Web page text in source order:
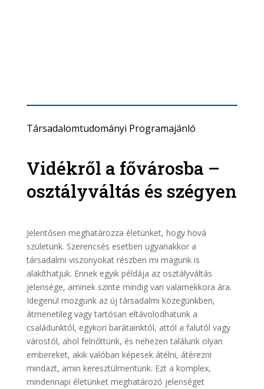
Társadalomtudományi Programajánló
Vidékről a fővárosba –
osztályváltás és szégyen
Jelentősen meghatározza életünket, hogy hová
születünk. Szerencsés esetben ugyanakkor a
társadalmi viszonyokat részben mi magunk is
alakíthatjuk. Ennek egyik példája az osztályváltás
jelensége, aminek szinte mindig van valamekkora ára.
Idegenül mozgunk az új társadalmi közegünkben,
átmenetileg vagy tartósan eltávolodhatunk a
családunktól, egykori barátainktól, attól a falutól vagy
várostól, ahol felnőttünk, és nehezen találunk olyan
embereket, akik valóban képesek átélni, átérezni
mindazt, amin keresztülmentünk. Ezt a komplex,
mindennapi életünket meghatározó jelenséget